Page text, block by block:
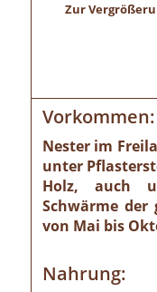
Zur
Vorkommen:
Nester im
unter
Holz, auch
Schwärme der
von Mai bis
Nahrung: